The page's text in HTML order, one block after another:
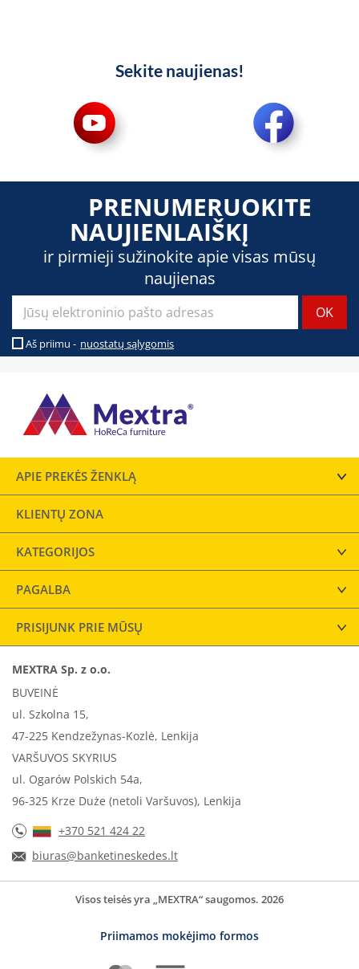
Sekite naujienas!
PRENUMERUOKITE
NAUJIENLAIŠKĮ
ir pirmieji sužinokite apie visas mūsų
naujienas
Aš priimu - nuostatų sąlygomis
APIE PREKĖS ŽENKLĄ
KLIENTŲ ZONA
KATEGORIJOS
PAGALBA
PRISIJUNK PRIE MŪSŲ
MEXTRA Sp. z o.o.
BUVEINĖ
ul. Szkolna 15,
47-225 Kendzežynas-Kozlė, Lenkija
VARŠUVOS SKYRIUS
ul. Ogarów Polskich 54a,
96-325 Krze Duże (netoli Varšuvos), Lenkija
+370 521 424 22
biuras@banketineskedes.lt
Visos teisės yra „MEXTRA“ saugomos. 2026
Priimamos mokėjimo formos